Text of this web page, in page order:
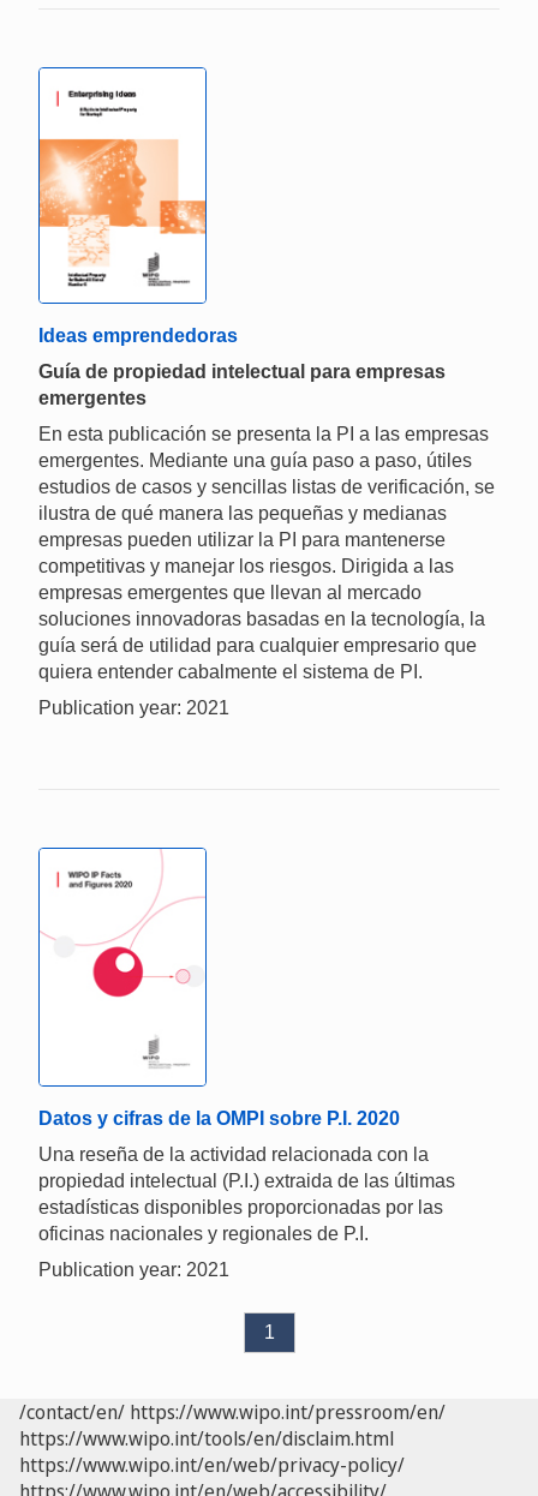
Ideas emprendedoras
Guía de propiedad intelectual para empresas
emergentes
En esta publicación se presenta la PI a las empresas
emergentes. Mediante una guía paso a paso, útiles
estudios de casos y sencillas listas de verificación, se
ilustra de qué manera las pequeñas y medianas
empresas pueden utilizar la PI para mantenerse
competitivas y manejar los riesgos. Dirigida a las
empresas emergentes que llevan al mercado
soluciones innovadoras basadas en la tecnología, la
guía será de utilidad para cualquier empresario que
quiera entender cabalmente el sistema de PI.
Publication year: 2021
Datos y cifras de la OMPI sobre P.I. 2020
Una reseña de la actividad relacionada con la
propiedad intelectual (P.I.) extraida de las últimas
estadísticas disponibles proporcionadas por las
oficinas nacionales y regionales de P.I.
Publication year: 2021
1
/contact/en/ https://www.wipo.int/pressroom/en/
https://www.wipo.int/tools/en/disclaim.html
https://www.wipo.int/en/web/privacy-policy/